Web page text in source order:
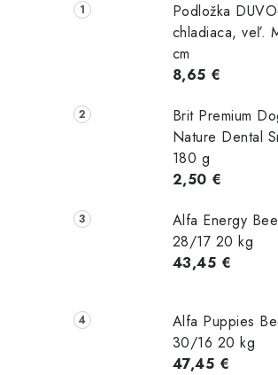
Podložka
chladiaca, veľ.
cm
8,65 €
Brit Premium
Nature Dental
180 g
2,50 €
Alfa Energy
28/17 20 kg
43,45 €
Alfa Puppies
30/16 20 kg
47,45 €